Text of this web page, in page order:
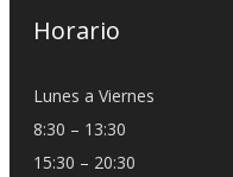
Horario
Lunes a Viernes
8:30 – 13:30
15:30 – 20:30